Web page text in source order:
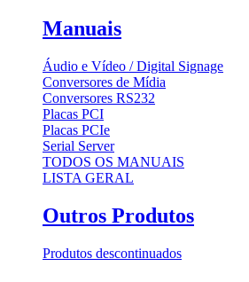
Manuais
Áudio e Vídeo / Digital Signage
Conversores de Mídia
Conversores RS232
Placas PCI
Placas PCIe
Serial Server
TODOS OS MANUAIS
LISTA GERAL
Outros Produtos
Produtos descontinuados